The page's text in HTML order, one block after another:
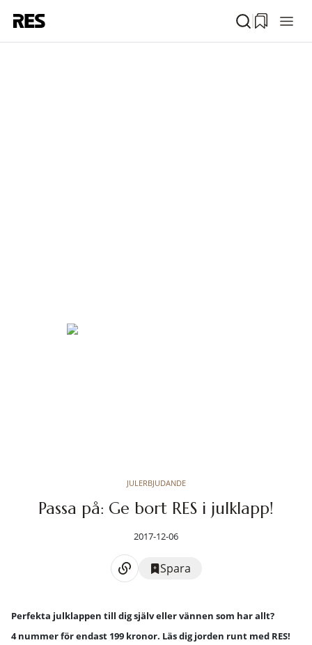
JULERBJUDANDE
Passa på: Ge bort RES i julklapp!
2017-12-06
Spara
Perfekta julklappen till dig själv eller vännen som har allt?
4 nummer för endast 199 kronor. Läs dig jorden runt med RES!